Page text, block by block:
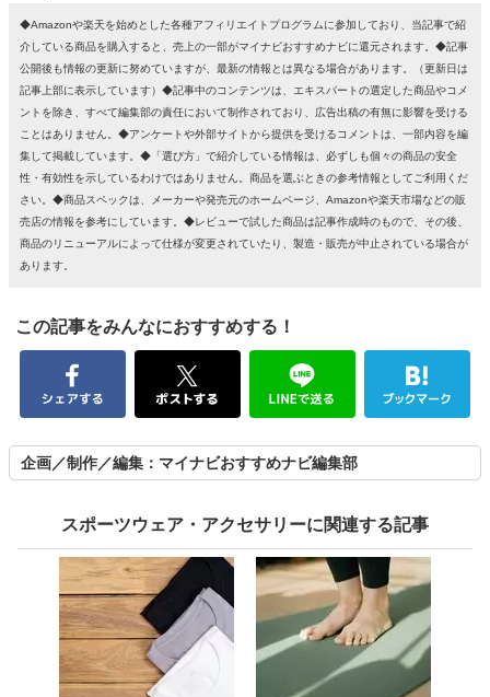
◆Amazonや楽天を始めとした各種アフィリエイトプログラムに参加しており、当記事で紹
介している商品を購入すると、売上の一部がマイナビおすすめナビに還元されます。◆記事
公開後も情報の更新に努めていますが、最新の情報とは異なる場合があります。（更新日は
記事上部に表示しています）◆記事中のコンテンツは、エキスパートの選定した商品やコメ
ントを除き、すべて編集部の責任において制作されており、広告出稿の有無に影響を受ける
ことはありません。◆アンケートや外部サイトから提供を受けるコメントは、一部内容を編
集して掲載しています。◆「選び方」で紹介している情報は、必ずしも個々の商品の安全
性・有効性を示しているわけではありません。商品を選ぶときの参考情報としてご利用くだ
さい。◆商品スペックは、メーカーや発売元のホームページ、Amazonや楽天市場などの販
売店の情報を参考にしています。◆レビューで試した商品は記事作成時のもので、その後、
商品のリニューアルによって仕様が変更されていたり、製造・販売が中止されている場合が
あります。
この記事をみんなにおすすめする！
企画／制作／編集：マイナビおすすめナビ編集部
スポーツウェア・アクセサリーに関連する記事